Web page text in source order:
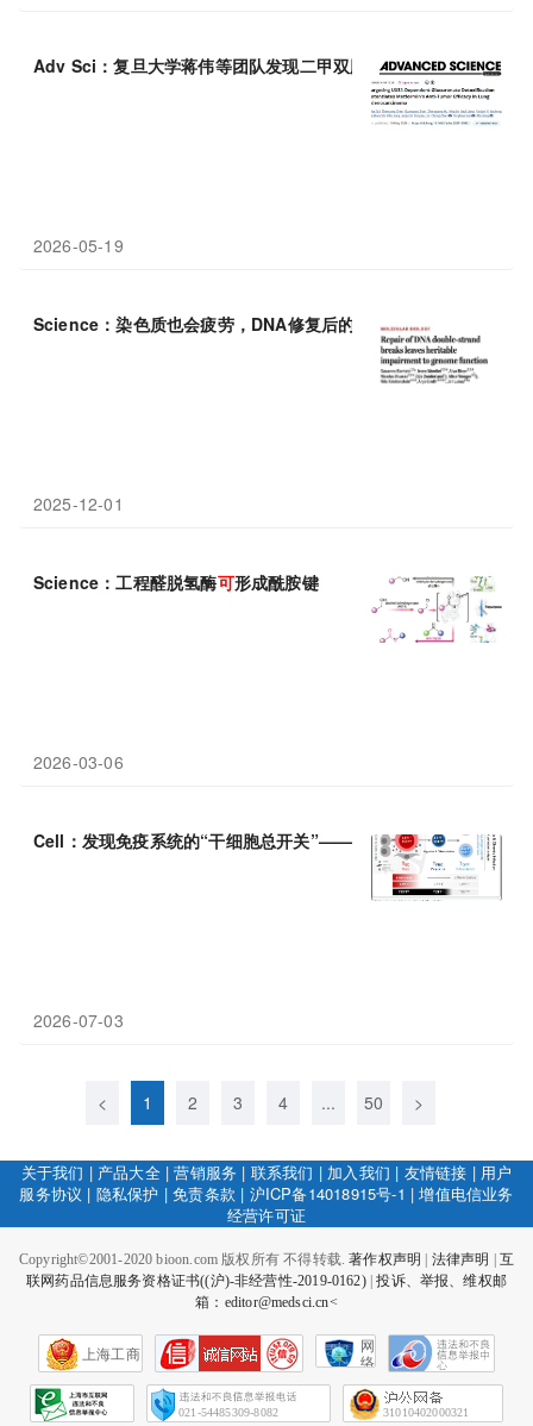
Adv Sci：复旦大学蒋伟等团队发现二甲双胍 可致其依赖UXS1，
2026-05-19
Science：染色质也会疲劳，DNA修复后的留下的可遗传
2025-12-01
Science：工程醛脱氢酶可形成酰胺键
2026-03-06
Cell：发现免疫系统的“干细胞总开关”——LEF1掌控T细胞持久力
2026-07-03
< 1 2 3 4 ... 50 >
关于我们 | 产品大全|营销服务 | 联系我们 | 加入我们 | 友情链接 | 用户
服务协议 | 隐私保护 |免责条款 | 沪ICP备14018915号-1 |增值电信业务
经营许可证
Copyright©2001-2020 bioon.com 版权所有 不得转载.著作权声明 法律声明
互
联网药品信息服务资格证书((沪)-非经营性-2019-0162)|投诉、举报、维权邮
箱：editor@medsci.cn<
上海工商
网
络
会
征
021-54485309-8082 31010402000321